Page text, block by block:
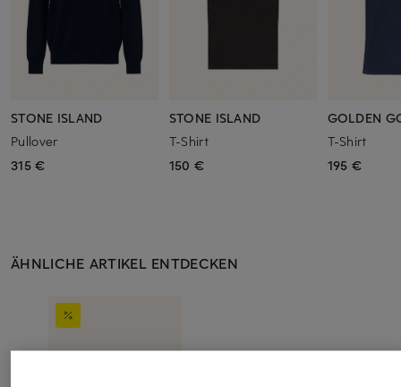
STONE ISLAND
Pullover
315 €
STONE ISLAND
T-Shirt
150 €
GOLDEN
T-Shirt
195 €
ÄHNLICHE ARTIKEL ENTDECKEN